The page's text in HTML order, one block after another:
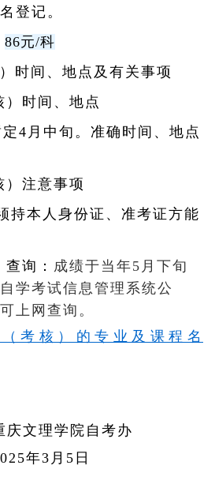
登记。
86元/科
时间、地点及有关事项
）时间、地点
4月中旬。准确时间、地点
）注意事项
持本人身份证、准考证方能
询： 成绩于当年5月下旬
学考试信息管理系统公
上网查询。
考核）的专业及课程名
庆文理学院自考办
年3月5日